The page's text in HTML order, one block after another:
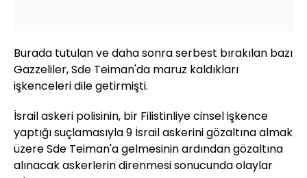
Burada tutulan ve daha sonra serbest bırakılan bazı
Gazzeliler, Sde Teiman'da maruz kaldıkları
işkenceleri dile getirmişti.
İsrail askeri polisinin, bir Filistinliye cinsel işkence
yaptığı suçlamasıyla 9 İsrail askerini gözaltına almak
üzere Sde Teiman'a gelmesinin ardından gözaltına
alınacak askerlerin direnmesi sonucunda olaylar